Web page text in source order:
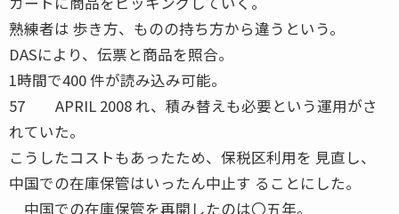
熟練者は 歩き方、ものの持ち方から違うという。
DASにより、伝票と商品を照合。
1時間で400 件が読み込み可能。
57 APRIL 2008 れ、積み替えも必要という運用がさ
れていた。
こうしたコストもあったため、保税区利用を 見直し、
中国での在庫保管はいったん中止す ることにした。
中国での在庫保管を再開したのは〇五年。